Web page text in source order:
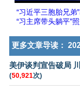
“习近平三胞胎兄弟
“习主席带头躺平”照
更多文章导读：
美伊谈判宣告破局
(50,921次)